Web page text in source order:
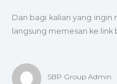
Dan bagi kalian yang
langsung memesan ke link
SBP Group Admin